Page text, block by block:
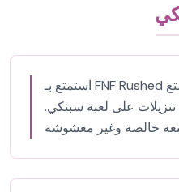
استمتع بـ FNF Rushed على الفور في متصفحك! استمتع
تنزيلات على لعبة سبنكي.